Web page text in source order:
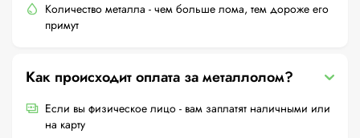
Количество металла - чем больше лома, тем дороже его
примут
Как происходит оплата за металлолом?
Если вы физическое лицо - вам заплатят наличными или
на карту